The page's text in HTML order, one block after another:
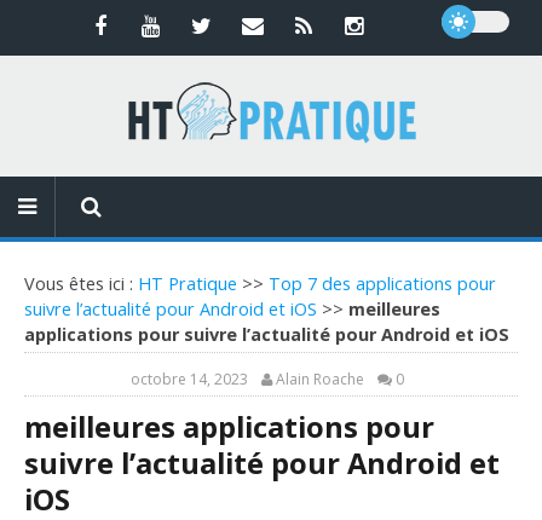
Vous êtes ici : HT Pratique >> Top 7 des applications pour
suivre l’actualité pour Android et iOS >> meilleures
applications pour suivre l’actualité pour Android et iOS
octobre 14, 2023 Alain Roache 0
meilleures applications pour
suivre l’actualité pour Android et
iOS